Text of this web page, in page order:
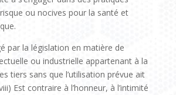
ou nocives pour la santé et
par la législation en matière de
ou industrielle appartenant à la
tiers sans que l’utilisation prévue ait
Est contraire à l’honneur, à l’intimité